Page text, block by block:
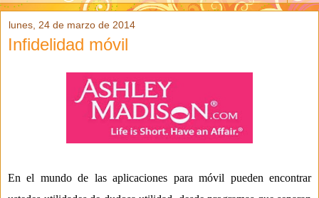
lunes, 24 de marzo de 2014
Infidelidad móvil
En el mundo de las aplicaciones para móvil pueden encontrar